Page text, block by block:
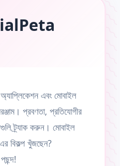
এবং মোবাইল
প্রবণতা, প্রতিযোগীর
ট্র্যাক করুন। মোবাইল
বিকল্প খুঁজছেন?